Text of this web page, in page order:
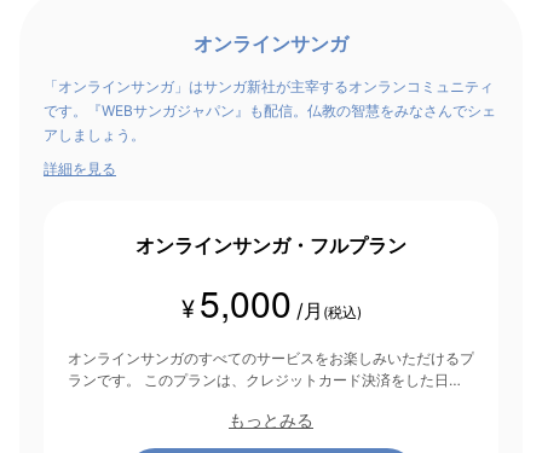
オンラインサンガ
「オンラインサンガ」はサンガ新社が主宰するオンランコミュニティ
です。『WEBサンガジャパン』も配信。仏教の智慧をみなさんでシェ
アしましょう。
詳細を見る
オンラインサンガ・フルプラン
¥ 5,000 /月 (税込)
オンラインサンガのすべてのサービスをお楽しみいただけるプ
ランです。 このプランは、クレジットカード決済をした日を
もっとみる